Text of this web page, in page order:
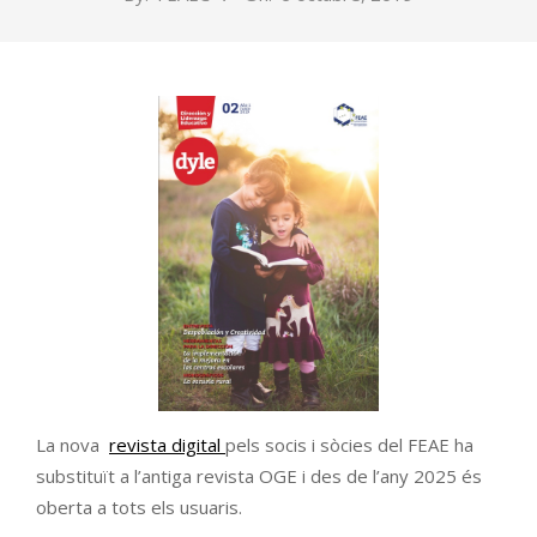
La nova revista digital pels socis i sòcies del FEAE ha
substituït a l’antiga revista OGE i des de l’any 2025 és
oberta a tots els usuaris.